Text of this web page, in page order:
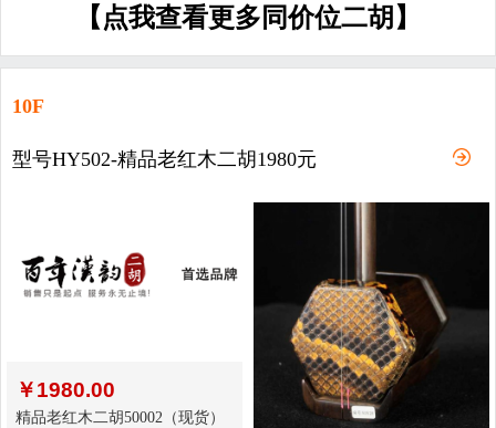
【点我查看更多同价位二胡】
10F
型号HY502-精品老红木二胡1980元
￥1980.00
精品老红木二胡50002（现货）